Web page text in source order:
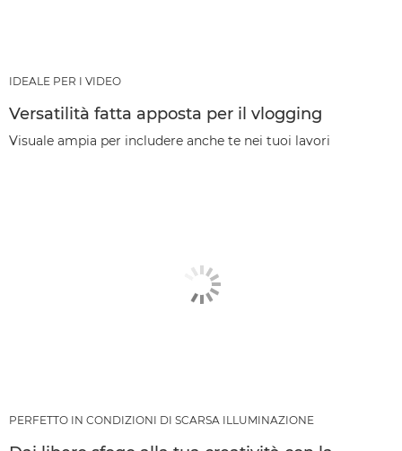
IDEALE PER I VIDEO
Versatilità fatta apposta per il vlogging
Visuale ampia per includere anche te nei tuoi lavori
PERFETTO IN CONDIZIONI DI SCARSA ILLUMINAZIONE